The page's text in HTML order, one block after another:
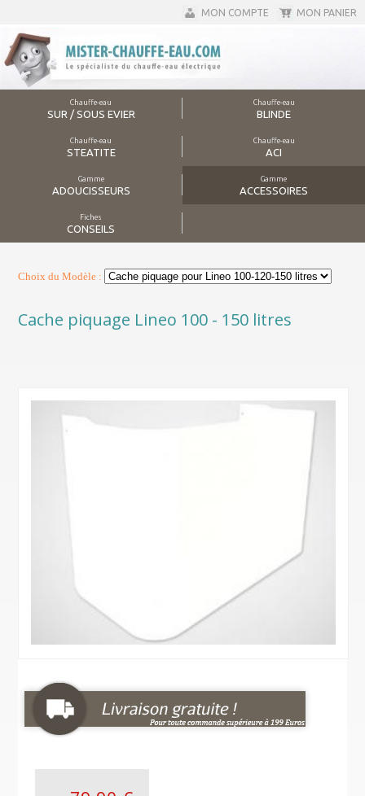
MON PANIER
MON COMPTE
Chauffe-eau
SUR / SOUS EVIER
Chauffe-eau
BLINDE
Chauffe-eau
STEATITE
Chauffe-eau
ACI
Gamme
ADOUCISSEURS
Gamme
ACCESSOIRES
Fiches
CONSEILS
Choix du Modèle :
Cache piquage Lineo 100 - 150 litres